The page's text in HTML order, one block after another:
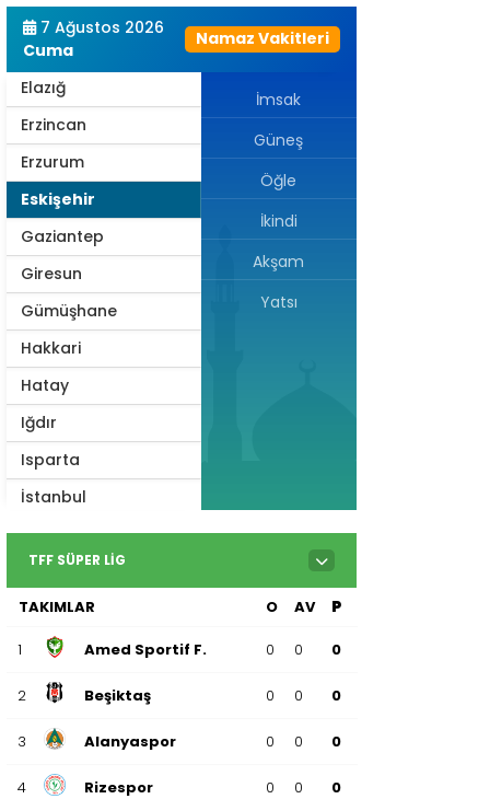
7 Ağustos 2026
Cuma
Namaz Vakitleri
Düzce
Edirne
Elazığ
Erzincan
Erzurum
Eskişehir
Gaziantep
Giresun
Gümüşhane
Hakkari
Hatay
Iğdır
Isparta
İstanbul
İzmir
Kahramanmaraş
Karabük
Karaman
Kars
Kayseri
Kilis
İmsak
Güneş
Öğle
İkindi
Akşam
Yatsı
TFF SÜPER LIG
TAKIMLAR O AV P
1 Amed Sportif F. 0 0 0
2 Beşiktaş 0 0 0
3 Alanyaspor 0 0 0
4 Rizespor 0 0 0